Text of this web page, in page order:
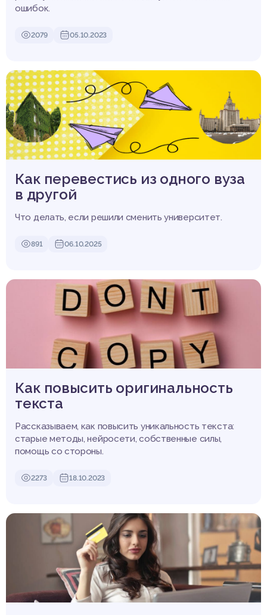
ошибок.
2079 05.10.2023
Как перевестись из одного вуза
в другой
Что делать, если решили сменить университет.
891 06.10.2025
Как повысить оригинальность
текста
Рассказываем, как повысить уникальность текста:
старые методы, нейросети, собственные силы,
помощь со стороны.
2273 18.10.2023